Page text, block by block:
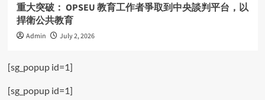
重大突破： OPSEU 教育工作者爭取到中央談判平台，以
捍衛公共教育
Admin July 2, 2026
[sg_popup id=1]
[sg_popup id=1]